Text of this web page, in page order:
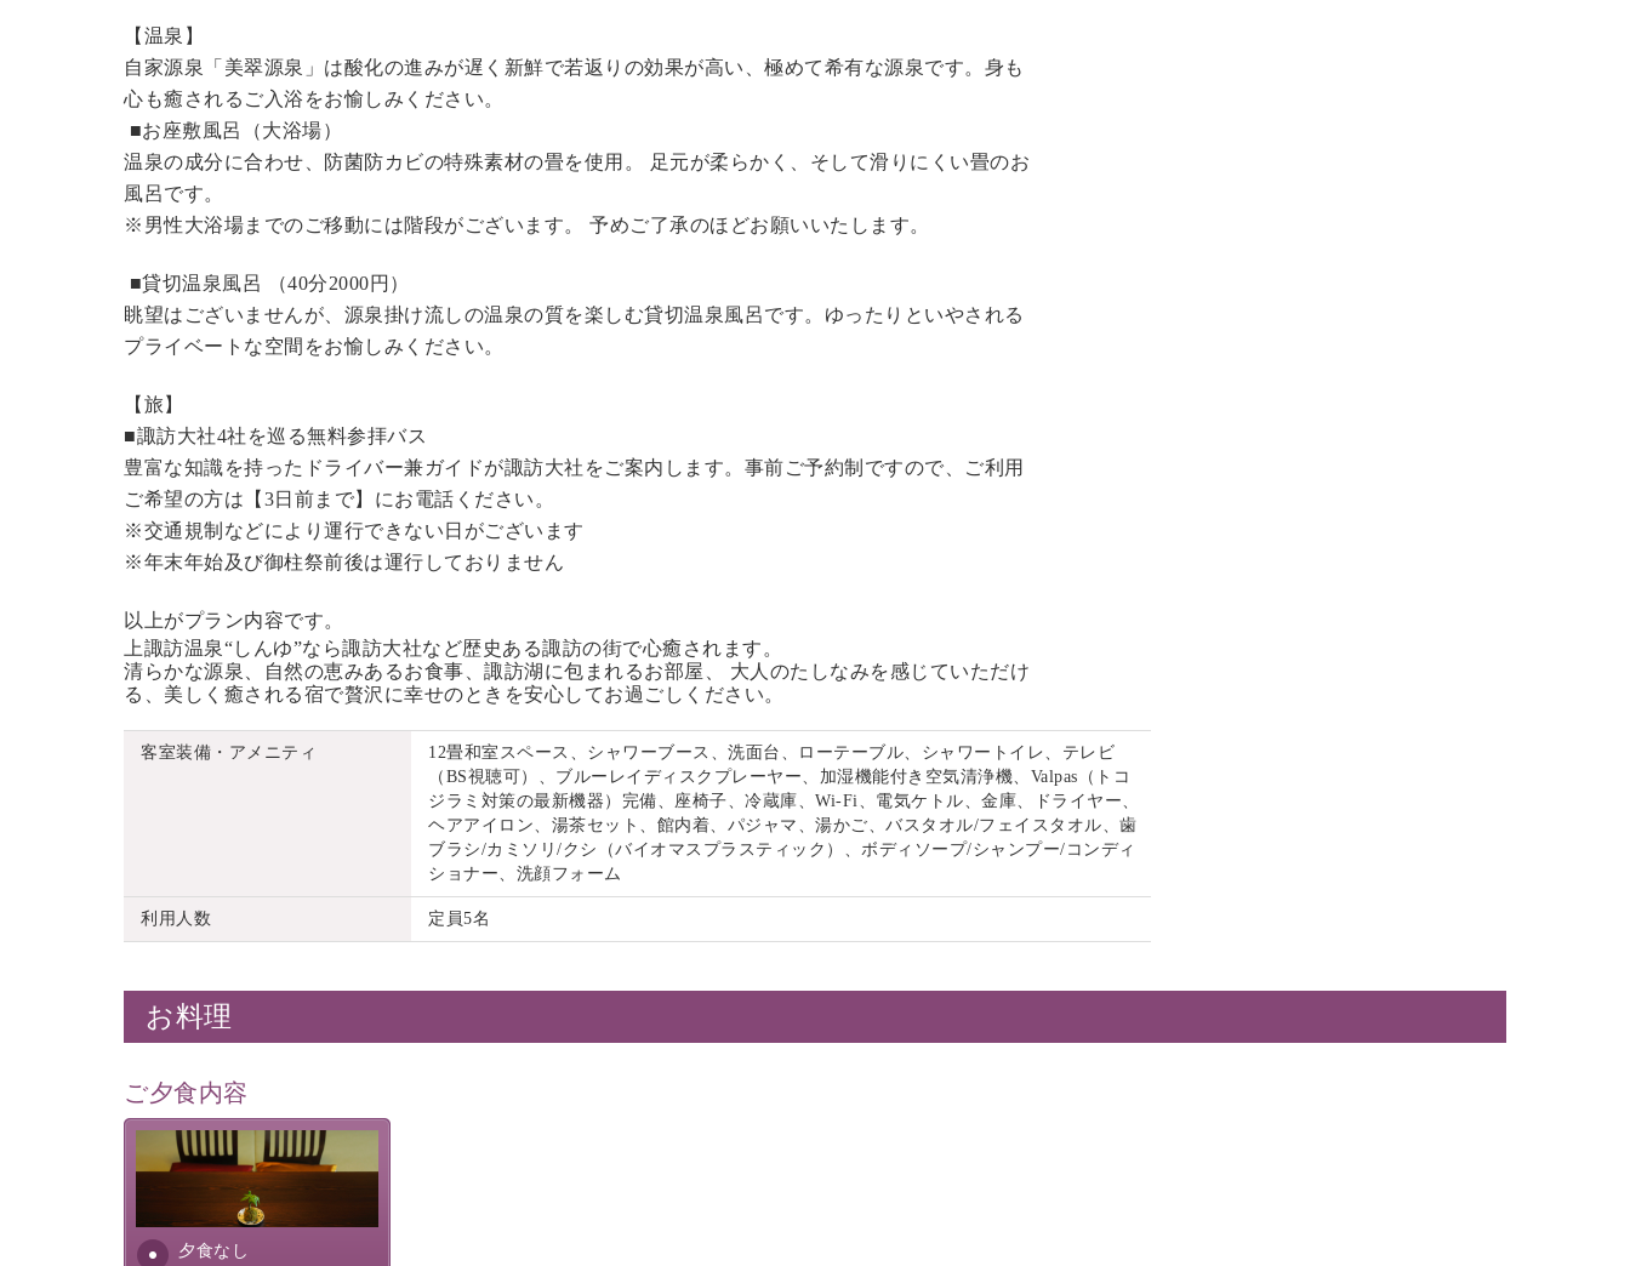
【温泉】
自家源泉「美翠源泉」は酸化の進みが遅く新鮮で若返りの効果が高い、極めて希有な源泉です。身も
心も癒されるご入浴をお愉しみください。
■お座敷風呂（大浴場）
温泉の成分に合わせ、防菌防カビの特殊素材の畳を使用。 足元が柔らかく、そして滑りにくい畳のお
風呂です。
※男性大浴場までのご移動には階段がございます。 予めご了承のほどお願いいたします。
■貸切温泉風呂 （40分2000円）
眺望はございませんが、源泉掛け流しの温泉の質を楽しむ貸切温泉風呂です。ゆったりといやされる
プライベートな空間をお愉しみください。
【旅】
■諏訪大社4社を巡る無料参拝バス
豊富な知識を持ったドライバー兼ガイドが諏訪大社をご案内します。 事前ご予約制ですので、ご利用
ご希望の方は【3日前まで】にお電話ください。
※交通規制などにより運行できない日がございます
※年末年始及び御柱祭前後は運行しておりません
以上がプラン内容です。
上諏訪温泉“しんゆ”なら諏訪大社など歴史ある諏訪の街で心癒されます。
清らかな源泉、自然の恵みあるお食事、諏訪湖に包まれるお部屋、 大人のたしなみを感じていただけ
る、美しく癒される宿で贅沢に幸せのときを安心してお過ごしください。
客室装備・アメニティ
12畳和室スペース、シャワーブース、洗面台、ローテーブル、シャワートイレ、テレビ
（BS視聴可）、ブルーレイディスクプレーヤー、加湿機能付き空気清浄機、Valpas（トコ
ジラミ対策の最新機器）完備、座椅子、冷蔵庫、Wi-Fi、電気ケトル、金庫、ドライヤー、
ヘアアイロン、湯茶セット、館内着、パジャマ、湯かご、バスタオル/フェイスタオル、歯
ブラシ/カミソリ/クシ（バイオマスプラスティック）、ボディソープ/シャンプー/コンディ
ショナー、洗顔フォーム
利用人数 定員5名
お料理
ご夕食内容
夕食なし
夕食なしご夕食を追加される
場合は、二食付きのプランを
お選びくださいませ。